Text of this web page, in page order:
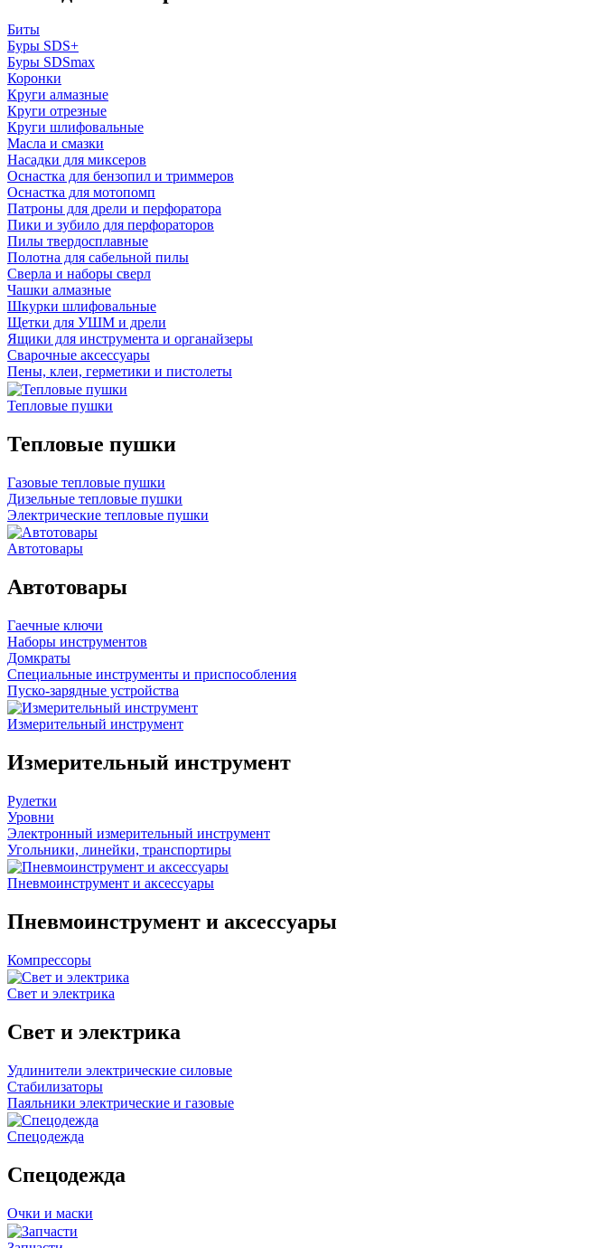
Биты
Буры SDS+
Буры SDSmax
Коронки
Круги алмазные
Круги отрезные
Круги шлифовальные
Масла и смазки
Насадки для миксеров
Оснастка для бензопил и триммеров
Оснастка для мотопомп
Патроны для дрели и перфоратора
Пики и зубило для перфораторов
Пилы твердосплавные
Полотна для сабельной пилы
Сверла и наборы сверл
Чашки алмазные
Шкурки шлифовальные
Щетки для УШМ и дрели
Ящики для инструмента и органайзеры
Сварочные аксессуары
Пены, клеи, герметики и пистолеты
Тепловые пушки
Тепловые пушки
Газовые тепловые пушки
Дизельные тепловые пушки
Электрические тепловые пушки
Автотовары
Автотовары
Гаечные ключи
Наборы инструментов
Домкраты
Специальные инструменты и приспособления
Пуско-зарядные устройства
Измерительный инструмент
Измерительный инструмент
Рулетки
Уровни
Электронный измерительный инструмент
Угольники, линейки, транспортиры
Пневмоинструмент и аксессуары
Пневмоинструмент и аксессуары
Компрессоры
Свет и электрика
Свет и электрика
Удлинители электрические силовые
Стабилизаторы
Паяльники электрические и газовые
Спецодежда
Спецодежда
Очки и маски